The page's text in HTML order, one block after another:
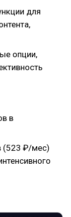
для
опции,
в
(523 ₽/мес)